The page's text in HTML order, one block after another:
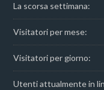
La scorsa settimana:
Visitatori per mese:
Visitatori per giorno:
Utenti attualmente in